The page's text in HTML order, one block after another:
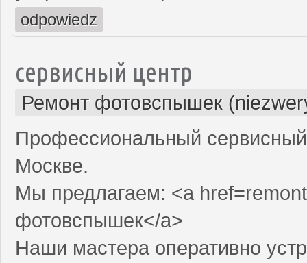
odpowiedz
сервисный центр
Ремонт фотовспышек
Профессиональный
Москве.
Мы предлагаем: <a
фотовспышек</a>
Наши мастера оперативно